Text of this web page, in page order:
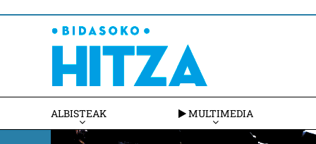
ALBISTEAK MULTIMEDIA